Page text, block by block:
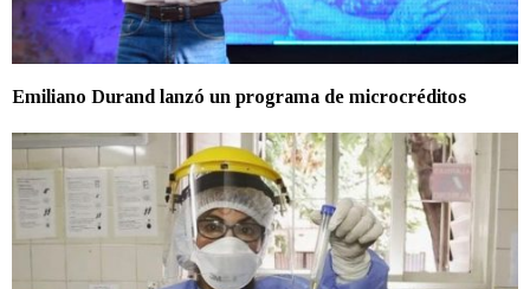
Emiliano Durand lanzó un programa de microcréditos